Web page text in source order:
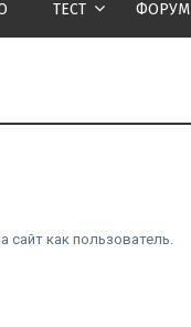
ТЕСТ ФОРУМ
сайт как пользователь.